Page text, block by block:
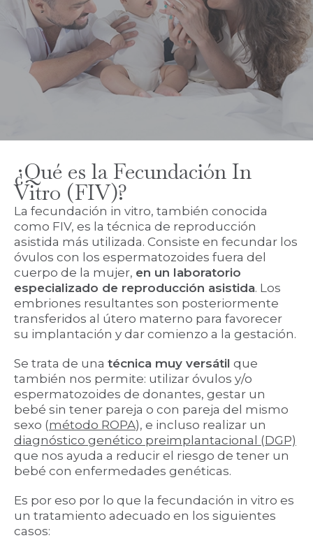
¿Qué es la Fecundación In
Vitro (FIV)?
La fecundación in vitro, también conocida
como FIV, es la técnica de reproducción
asistida más utilizada. Consiste en fecundar los
óvulos con los espermatozoides fuera del
cuerpo de la mujer, en un laboratorio
especializado de reproducción asistida. Los
embriones resultantes son posteriormente
transferidos al útero materno para favorecer
su implantación y dar comienzo a la gestación.
Se trata de una técnica muy versátil que
también nos permite: utilizar óvulos y/o
espermatozoides de donantes, gestar un
bebé sin tener pareja o con pareja del mismo
sexo (método ROPA), e incluso realizar un
diagnóstico genético preimplantacional (DGP)
que nos ayuda a reducir el riesgo de tener un
bebé con enfermedades genéticas.
Es por eso por lo que la fecundación in vitro es
un tratamiento adecuado en los siguientes
casos: